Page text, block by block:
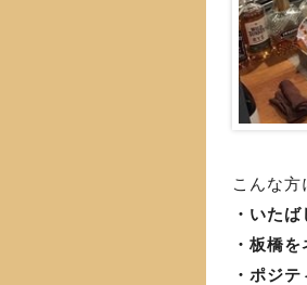
こんな方
・いた
・板橋
・ポジ